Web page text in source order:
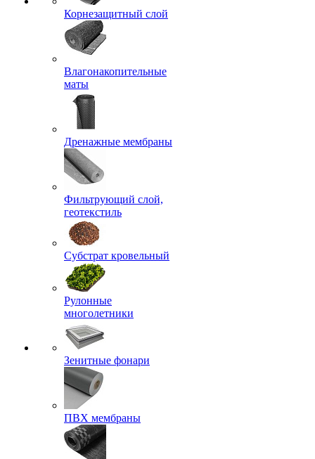
Корнезащитный слой
Влагонакопительные
маты
Дренажные мембраны
Фильтрующий слой,
геотекстиль
Субстрат кровельный
Рулонные
многолетники
Зенитные фонари
ПВХ мембраны